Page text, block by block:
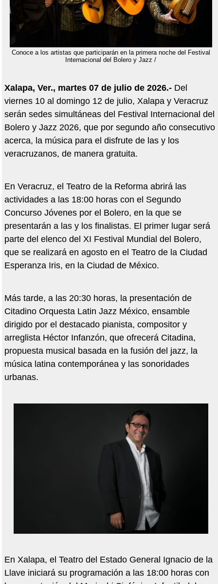
Conoce a los artistas que participarán en la primera noche del Festival
Internacional del Bolero y Jazz /
Xalapa, Ver., martes 07 de julio de 2026.-Del
viernes 10 al domingo 12 de julio, Xalapa y Veracruz
serán sedes simultáneas del Festival Internacional del
Bolero y Jazz 2026, que por segundo año consecutivo
acerca, la música para el disfrute de las y los
veracruzanos, de manera gratuita.
En Veracruz, el Teatro de la Reforma abrirá las
actividades a las 18:00 horas con el Segundo
Concurso Jóvenes por el Bolero, en la que se
presentarán a las y los finalistas. El primer lugar será
parte del elenco del XI Festival Mundial del Bolero,
que se realizará en agosto en el Teatro de la Ciudad
Esperanza Iris, en la Ciudad de México.
Más tarde, a las 20:30 horas, la presentación de
Citadino Orquesta Latin Jazz México, ensamble
dirigido por el destacado pianista, compositor y
arreglista Héctor Infanzón, que ofrecerá Citadina,
propuesta musical basada en la fusión del jazz, la
música latina contemporánea y las sonoridades
urbanas.
En Xalapa, el Teatro del Estado General Ignacio de la
Llave iniciará su programación a las 18:00 horas con